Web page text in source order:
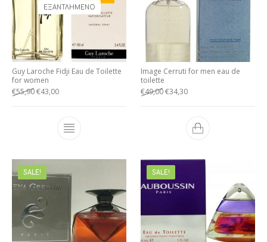
ΕΞΑΝΤΛΗΜΈΝΟ
Guy Laroche Fidji Eau de Toilette
for women
€55,90€43,00
Image Cerruti for men eau de
toilette
€49,00€34,30
SALE! SALE!